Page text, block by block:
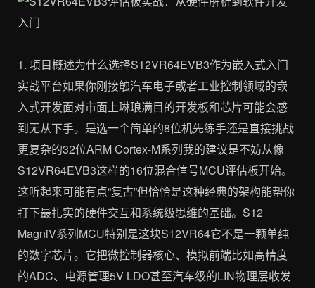
1. 项目概述为什么选择S12VR64EVB3作为嵌入式入门
实战平台如果你刚接触汽车电子或者工业控制领域的嵌
入式开发面对市面上琳琅满目的开发板和芯片可能会感
到无从下手。是选一个简单的8位机先练手还是直接挑战
更复杂的32位ARM Cortex-M系列我的建议是不妨从像
S12VR64EVB3这样的16位混合信号MCU评估板开始。
这听起来可能有点“复古”但恰恰是这种经典的架构能帮你
打下最扎实的硬件交互和系统级思维的基础。S12
MagniV系列MCU特别是这块S12VR64它不是一颗单纯
的数字芯片。它把微控制器核心、模拟前端比如高精度
的ADC、电源管理5V LDO甚至汽车级的LIN物理层收发